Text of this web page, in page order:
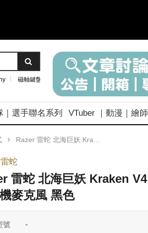
磁軸鍵盤
｜選手聯名系列 VTuber ｜動漫｜繪
Razer 雷蛇 北海巨妖 Kraken V4 Pro 無線耳機麥克風 黑色
蛇
雷蛇 北海巨妖 Kraken
麥克風 黑色
號
-